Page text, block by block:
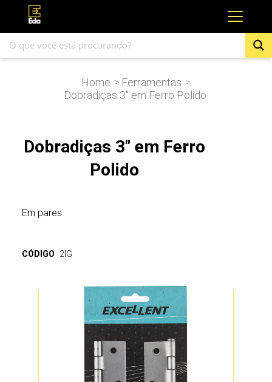
Home > Ferramentas >
Dobradiças 3″ em Ferro Polido
Dobradiças 3" em Ferro
Polido
Em pares.
CÓDIGO 2IG